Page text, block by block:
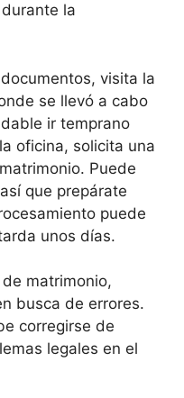
la
visita la
se llevó a cabo
ir temprano
oficina, solicita una
Puede
que prepárate
puede
unos días.
matrimonio,
busca de errores.
corregirse de
legales en el